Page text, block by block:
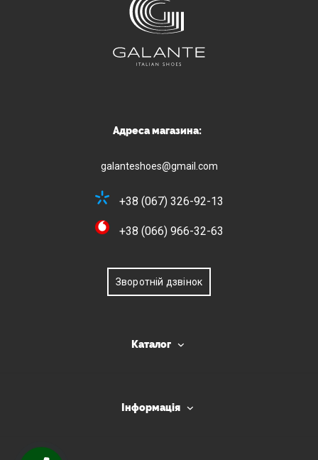
Адреса магазина:
galanteshoes@gmail.com
+38 (067) 326-92-13
+38 (066) 966-32-63
Зворотній дзвінок
Каталог
Інформація